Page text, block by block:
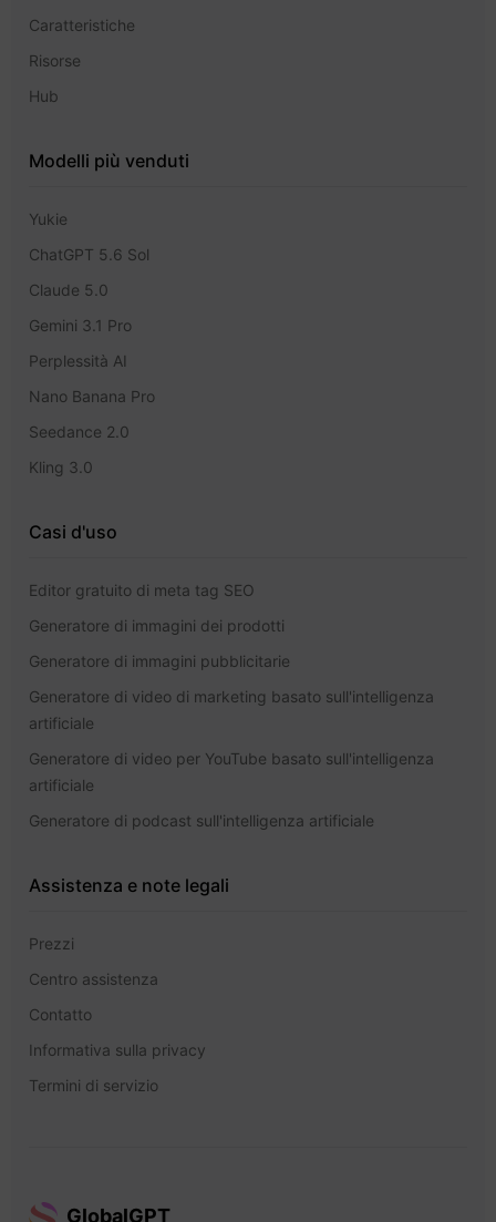
Caratteristiche
Risorse
Hub
Modelli più venduti
Yukie
ChatGPT 5.6 Sol
Claude 5.0
Gemini 3.1 Pro
Perplessità AI
Nano Banana Pro
Seedance 2.0
Kling 3.0
Casi d'uso
Editor gratuito di meta tag SEO
Generatore di immagini dei prodotti
Generatore di immagini pubblicitarie
Generatore di video di marketing basato sull'intelligenza
artificiale
Generatore di video per YouTube basato sull'intelligenza
artificiale
Generatore di podcast sull'intelligenza artificiale
Assistenza e note legali
Prezzi
Centro assistenza
Contatto
Informativa sulla privacy
Termini di servizio
GlobalGPT